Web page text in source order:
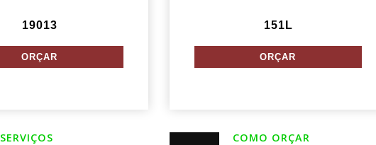
19013 151L
SERVIÇOS COMO ORÇAR